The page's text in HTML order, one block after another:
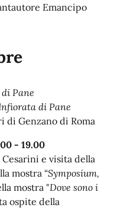
Emancipo
Pane
di Pane
di Genzano di Roma
- 19.00
e visita della
mostra “Symposium,
mostra "Dove sono i
ospite della